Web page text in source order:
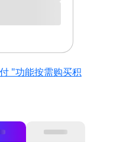
"功能按需购买积